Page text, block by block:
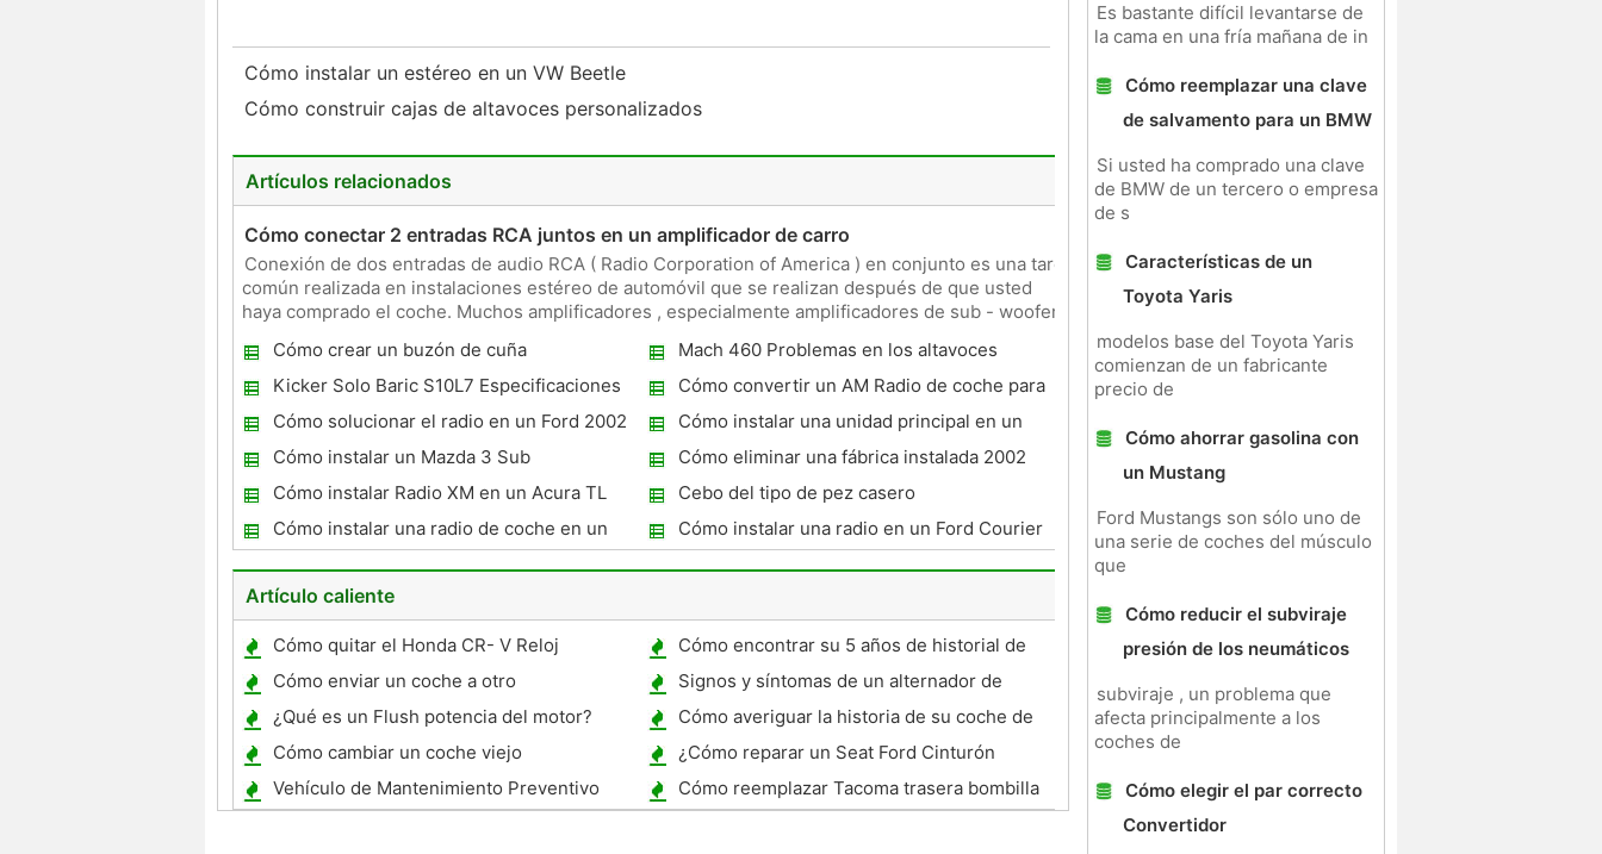
Cómo instalar un estéreo en un VW Beetle
Cómo construir cajas de altavoces personalizados
Artículos relacionados
Cómo conectar 2 entradas RCA juntos en un amplificador de carro
Conexión de dos entradas de audio RCA ( Radio Corporation of America ) en conjunto es una tarea
común realizada en instalaciones estéreo de automóvil que se realizan después de que usted
haya comprado el coche. Muchos amplificadores , especialmente amplificadores de sub - woofer ,
Cómo crear un buzón de cuña
Mach 460 Problemas en los altavoces
izquierdo
Kicker Solo Baric S10L7 Especificaciones
Cómo convertir un AM Radio de coche para
FM
Cómo solucionar el radio en un Ford 2002
F-150 Super Crew
Cómo instalar una unidad principal en un
Toyota 4-Runner
Cómo instalar un Mazda 3 Sub
Cómo eliminar una fábrica instalada 2002
Ford Focus Radio
Cómo instalar Radio XM en un Acura TL
2003
Cebo del tipo de pez casero
Cómo instalar una radio de coche en un
1994 Saab 9000
Cómo instalar una radio en un Ford Courier
Artículo caliente
Cómo quitar el Honda CR- V Reloj
Cómo encontrar su 5 años de historial de
manejo
Cómo enviar un coche a otro
Signos y síntomas de un alternador de
partida para ir Bad
¿Qué es un Flush potencia del motor?
Cómo averiguar la historia de su coche de
forma gratuita
Cómo cambiar un coche viejo
¿Cómo reparar un Seat Ford Cinturón
Vehículo de Mantenimiento Preventivo
Cómo reemplazar Tacoma trasera bombilla
Es bastante difícil levantarse de
la cama en una fría mañana de in
Cómo reemplazar una clave
de salvamento para un BMW
Si usted ha comprado una clave
de BMW de un tercero o empresa
de s
Características de un
Toyota Yaris
modelos base del Toyota Yaris
comienzan de un fabricante
precio de
Cómo ahorrar gasolina con
un Mustang
Ford Mustangs son sólo uno de
una serie de coches del músculo
que
Cómo reducir el subviraje
presión de los neumáticos
subviraje , un problema que
afecta principalmente a los
coches de
Cómo elegir el par correcto
Convertidor